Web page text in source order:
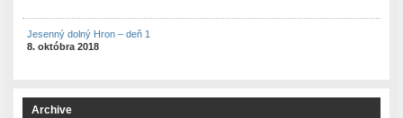
Jesenný dolný Hron – deň 1
8. októbra 2018
Archive